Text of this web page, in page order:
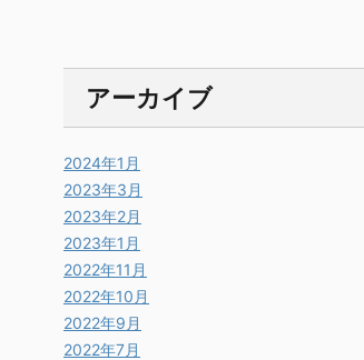
アーカイブ
2024年1月
2023年3月
2023年2月
2023年1月
2022年11月
2022年10月
2022年9月
2022年7月